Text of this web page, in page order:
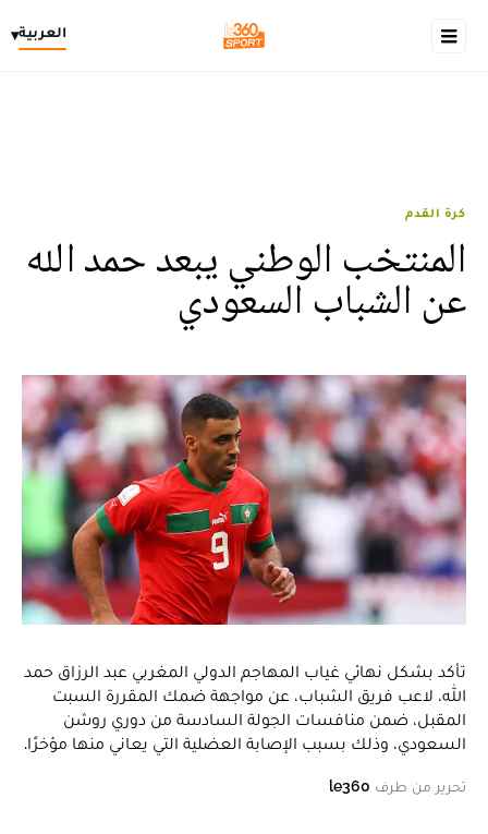
العربية▾
كرة القدم
المنتخب الوطني يبعد حمد الله
عن الشباب السعودي
تأكد بشكل نهائي غياب المهاجم الدولي المغربي عبد الرزاق حمد
الله، لاعب فريق الشباب، عن مواجهة ضمك المقررة السبت
المقبل، ضمن منافسات الجولة السادسة من دوري روشن
السعودي، وذلك بسبب الإصابة العضلية التي يعاني منها مؤخرًا.
تحرير من طرف le360